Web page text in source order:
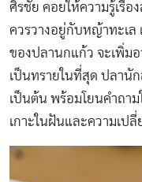
ศิรชัย คอยให้ความรู้เรื่อ
ควรวางอยู่กับหญ้าทะเล
ของปลานกแก้ว จะเพิ่ม
เป็นทรายในที่สุด ปลานั
เป็นต้น พร้อมโยนคำถา
เกาะในฝันและความเป